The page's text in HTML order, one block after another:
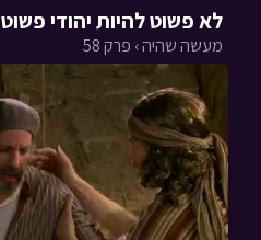
לא פשוט להיות יהודי פשוט
מעשה שהיה › פרק 58